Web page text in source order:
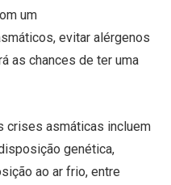
um
evitar alérgenos
as chances de ter uma
crises asmáticas incluem
genética,
ao ar frio, entre